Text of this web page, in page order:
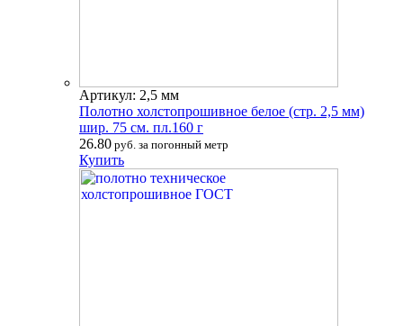
Артикул: 2,5 мм
Полотно холстопрошивное белое (стр. 2,5 мм)
шир. 75 см. пл.160 г
26.80 руб. за погонный метр
Купить